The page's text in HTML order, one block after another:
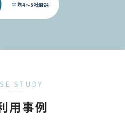
平均4～5社厳選
STUDY
用事例